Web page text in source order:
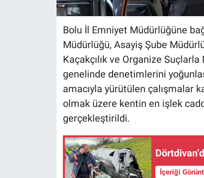
Bolu İl Emniyet Müdürlüğüne
Müdürlüğü, Asayiş Şube
Kaçakçılık ve Organize
genelinde denetimlerini
amacıyla yürütülen çalışmalar
olmak üzere kentin en işlek
gerçekleştirildi.
İçeriği